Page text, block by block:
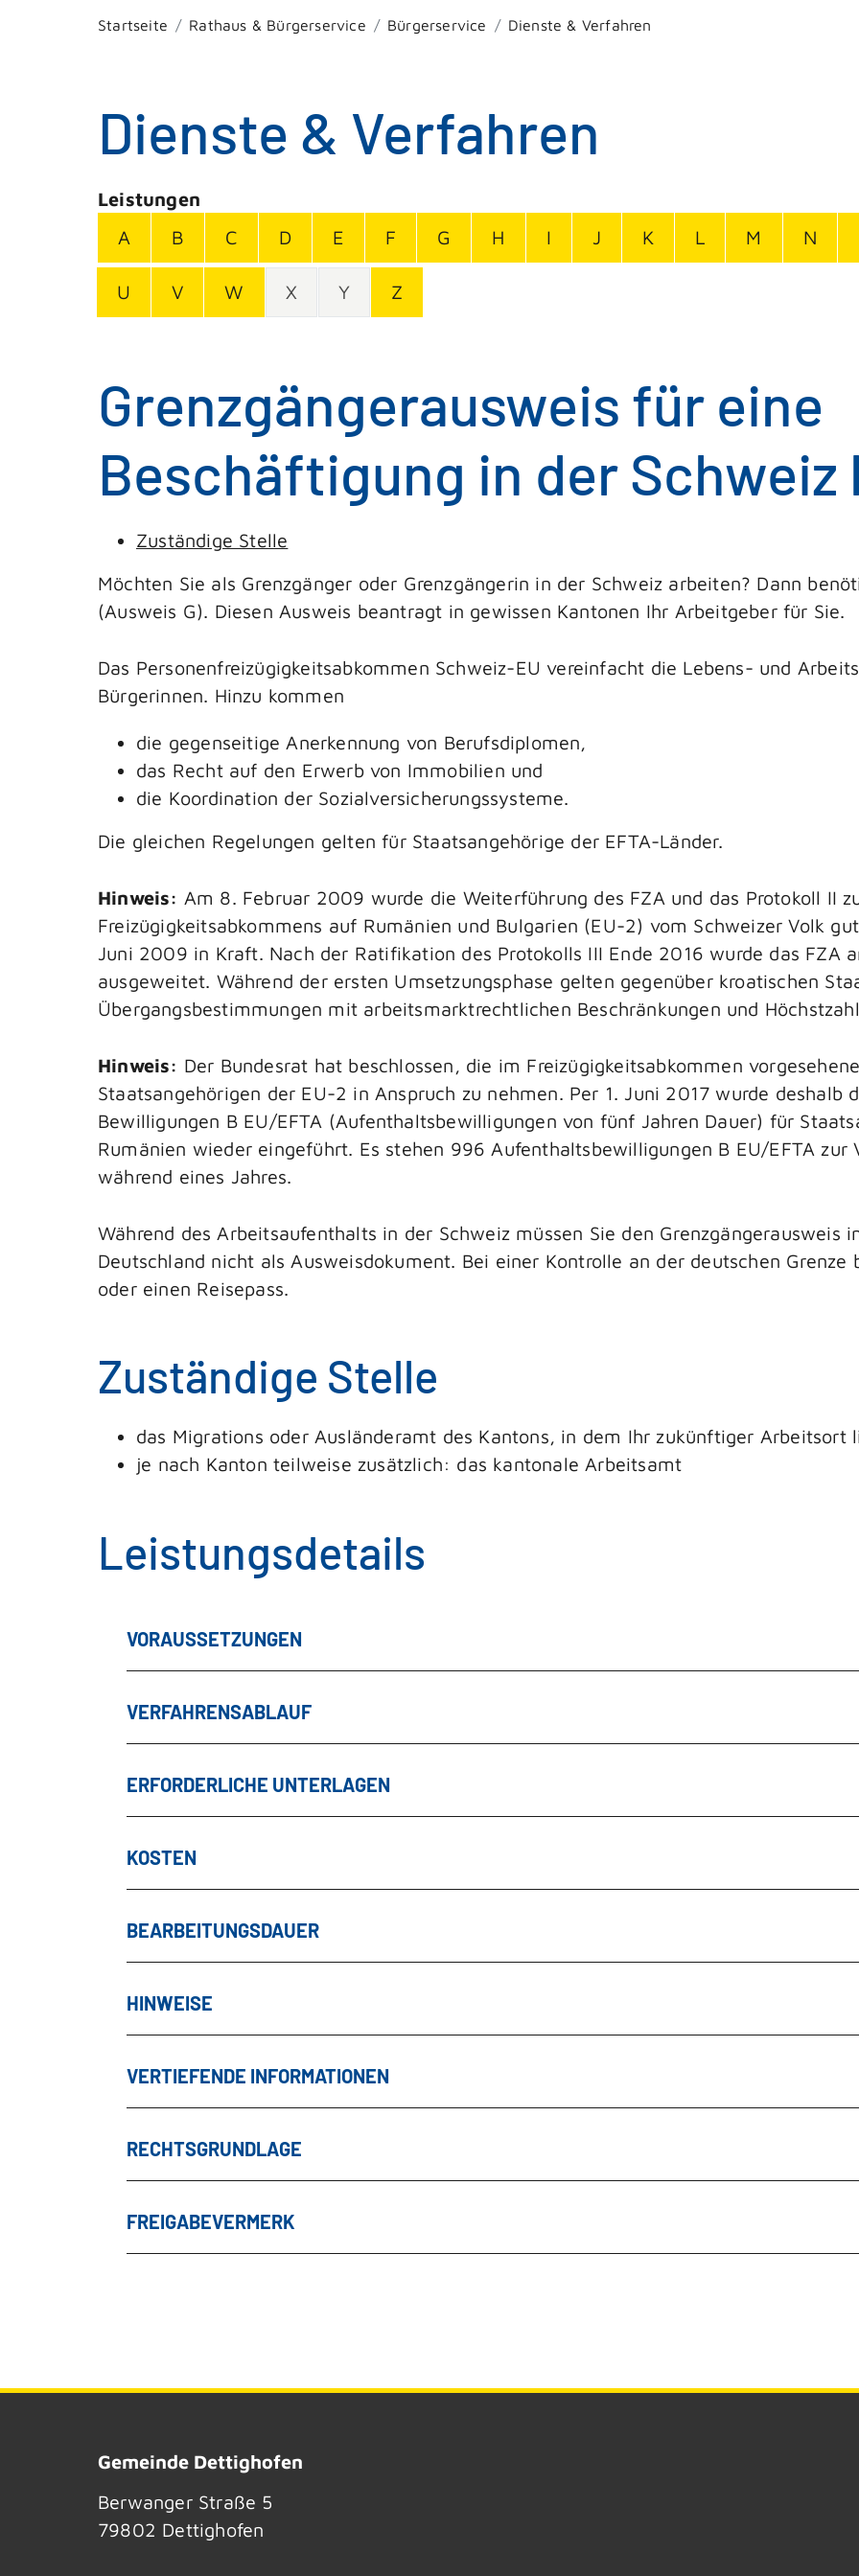
Startseite Rathaus & Bürgerservice Bürgerservice Dienste & Verfahren
Dienste & Verfahren
Leistungen
A
B C D E F G H I J K L M N
U V W X Y Z
Grenzgängerausweis für eine
Beschäftigung in der
Zuständige Stelle
Möchten Sie als Grenzgänger oder Grenzgängerin in der Schweiz arbeiten? Dann
(Ausweis G). Diesen Ausweis beantragt in gewissen Kantonen Ihr Arbeitgeber für Sie.
Das Personenfreizügigkeitsabkommen Schweiz-EU vereinfacht die Lebens- und
Bürgerinnen. Hinzu kommen
die gegenseitige Anerkennung von Berufsdiplomen,
das Recht auf den Erwerb von Immobilien und
die Koordination der Sozialversicherungssysteme.
Die gleichen Regelungen gelten für Staatsangehörige der EFTA-Länder.
Hinweis: Am 8. Februar 2009 wurde die Weiterführung des FZA und das Protokoll II
Freizügigkeitsabkommens auf Rumänien und Bulgarien (EU-2) vom Schweizer Volk
Juni 2009 in Kraft. Nach der Ratifikation des Protokolls III Ende 2016 wurde das FZA
ausgeweitet. Während der ersten Umsetzungsphase gelten gegenüber kroatischen
Übergangsbestimmungen mit arbeitsmarktrechtlichen Beschränkungen und
Hinweis: Der Bundesrat hat beschlossen, die im Freizügigkeitsabkommen
Staatsangehörigen der EU-2 in Anspruch zu nehmen. Per 1. Juni 2017 wurde deshalb
Bewilligungen B EU/EFTA (Aufenthaltsbewilligungen von fünf Jahren Dauer) für
Rumänien wieder eingeführt. Es stehen 996 Aufenthaltsbewilligungen B EU/EFTA
während eines Jahres.
Während des Arbeitsaufenthalts in der Schweiz müssen Sie den Grenzgängerausweis
Deutschland nicht als Ausweisdokument. Bei einer Kontrolle an der deutschen Grenze
oder einen Reisepass.
Zuständige Stelle
das Migrations oder Ausländeramt des Kantons, in dem Ihr zukünftiger Arbeitsort
je nach Kanton teilweise zusätzlich: das kantonale Arbeitsamt
Leistungsdetails
VORAUSSETZUNGEN
VERFAHRENSABLAUF
ERFORDERLICHE UNTERLAGEN
KOSTEN
BEARBEITUNGSDAUER
HINWEISE
VERTIEFENDE INFORMATIONEN
RECHTSGRUNDLAGE
FREIGABEVERMERK
Gemeinde Dettighofen
Berwanger Straße 5
79802 Dettighofen